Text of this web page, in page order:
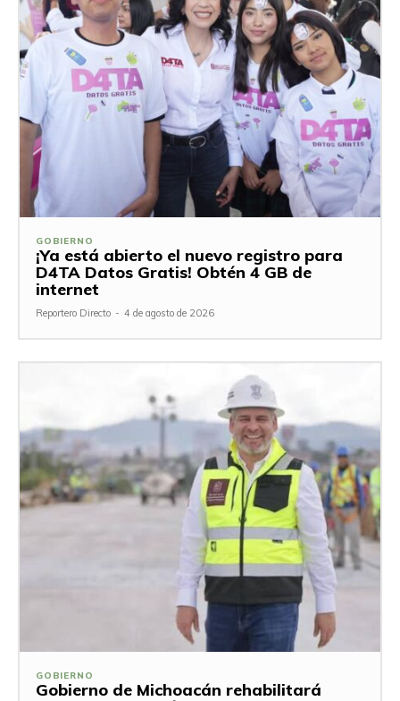
GOBIERNO
¡Ya está abierto el nuevo registro para
D4TA Datos Gratis! Obtén 4 GB de
internet
Reportero Directo - 4 de agosto de 2026
GOBIERNO
Gobierno de Michoacán rehabilitará